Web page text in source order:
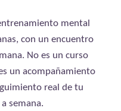
mental
con un encuentro
No es un curso
un acompañamiento
real de tu
semana.